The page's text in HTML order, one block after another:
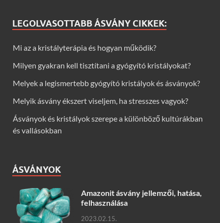
LEGOLVASOTTABB ÁSVÁNY CIKKEK:
Mi az a kristályterápia és hogyan működik?
Milyen gyakran kell tisztítani a gyógyító kristályokat?
Melyek a legismertebb gyógyító kristályok és ásványok?
Melyik ásvány ékszert viseljem, ha stresszes vagyok?
Ásványok és kristályok szerepe a különböző kultúrákban
és vallásokban
ÁSVÁNYOK
Amazonit ásvány jellemzői, hatása,
felhasználása
2023.02.15.